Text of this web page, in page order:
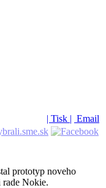
| Tisk | Email
prototyp noveho
rade Nokie.